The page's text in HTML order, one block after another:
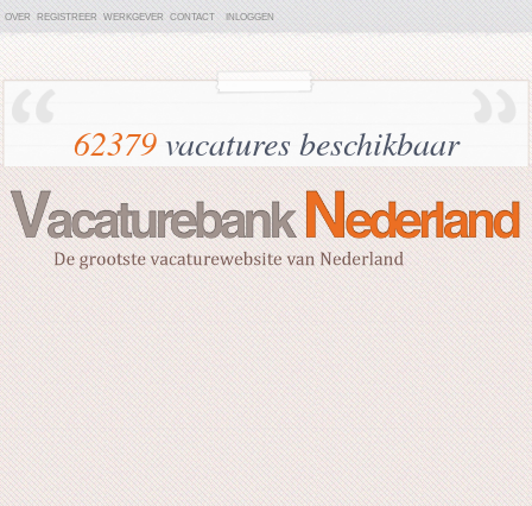
OVER REGISTREER WERKGEVER CONTACT INLOGGEN
62379vacatures beschikbaar